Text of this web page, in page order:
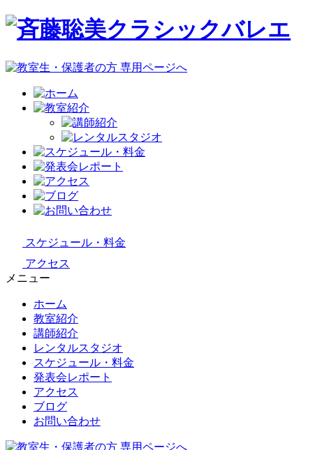
スケジュール・料金
アクセス
メニュー
ホーム
教室紹介
講師紹介
レンタルスタジオ
スケジュール・料金
発表会レポート
アクセス
ブログ
お問い合わせ